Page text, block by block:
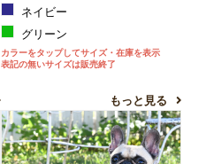
ネイビー
グリーン
カラーをタップしてサイズ・在庫を表示
表記の無いサイズは販売終了
もっと見る